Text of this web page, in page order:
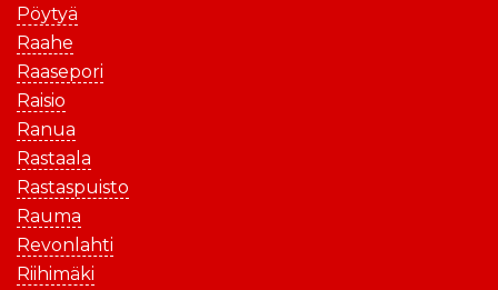
Pöytyä
Raahe
Raasepori
Raisio
Ranua
Rastaala
Rastaspuisto
Rauma
Revonlahti
Riihimäki